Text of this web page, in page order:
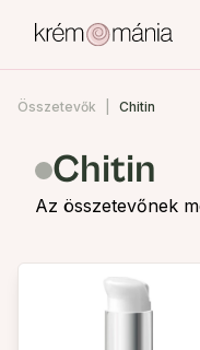
Összetevők Chitin
Chitin
Az összetevőnek